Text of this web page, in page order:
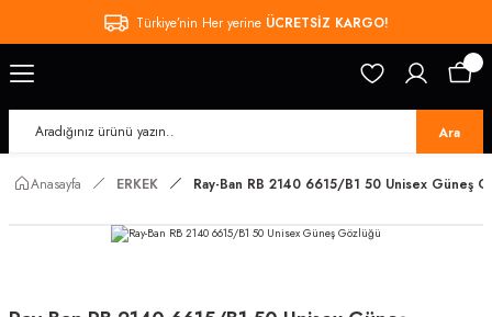
Türkiye’nin Her yerine ÜCRETSİZ KARGO!
Ara
Anasayfa ERKEK Ray-Ban RB 2140 6615/B1 50 Unisex Güneş